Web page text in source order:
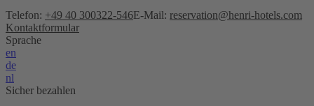
Telefon: +49 40 300322-546E-Mail: reservation@henri-hotels.com
Kontaktformular
Sprache
en
de
nl
Sicher bezahlen